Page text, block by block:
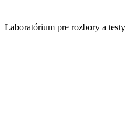
Laboratórium pre rozbory a testy